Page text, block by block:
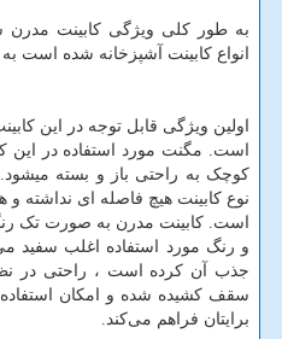
به طور کلی ویژگی کابینت مدرن
انواع کابینت آشپزخانه شده است
اولین ویژگی قابل توجه در این
است. مگنت مورد استفاده در این
کوچک به راحتی باز و بسته
نوع کابینت هیچ فاصله ای نداشته
است. کابینت مدرن به صورت تک
و رنگ مورد استفاده اغلب سفید
جذب آن کرده است ، راحتی در
سقف کشیده شده و امکان استفاده
برایتان فراهم می‌کند.